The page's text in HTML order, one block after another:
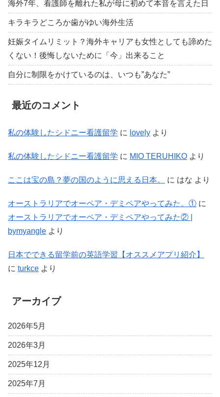
海外7年、看護師を離れた私が母に初めて本音を言えた日
キラキラどころか歯がゆい海外生活
妊娠タイムリミット？海外キャリアも女性としても諦めた
くない！後悔しないために「今」出来ること
自分に制限をかけているのは、いつも”あなた”
最近のコメント
私の体験したシドニー看護留学 に lovely より
私の体験したシドニー看護留学 に MIO TERUHIKO より
ここは宝の島？夢の国のように思える日本。 に はな より
オーストラリアでオーペア・デミペアやってみた。① に
オーストラリアでオーペア・デミペアやってみた② |
bymyangle より
日本でできる留学前の英語学習【オススメアプリ紹介】
に turkce より
アーカイブ
2026年5月
2026年3月
2025年12月
2025年7月